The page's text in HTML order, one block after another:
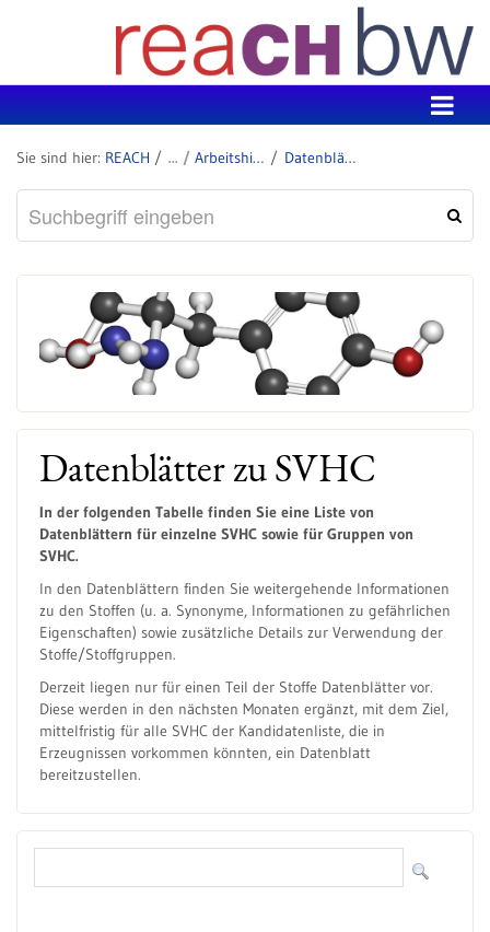
REACH Arbeitshilfen: Ermittlung von SVHC in Erzeugnissen Datenblätter zu SVHC
Datenblätter zu SVHC
In der folgenden Tabelle finden Sie eine Liste von
Datenblättern für einzelne SVHC sowie für Gruppen von
SVHC.
In den Datenblättern finden Sie weitergehende Informationen
zu den Stoffen (u. a. Synonyme, Informationen zu gefährlichen
Eigenschaften) sowie zusätzliche Details zur Verwendung der
Stoffe/Stoffgruppen.
Derzeit liegen nur für einen Teil der Stoffe Datenblätter vor.
Diese werden in den nächsten Monaten ergänzt, mit dem Ziel,
mittelfristig für alle SVHC der Kandidatenliste, die in
Erzeugnissen vorkommen könnten, ein Datenblatt
bereitzustellen.